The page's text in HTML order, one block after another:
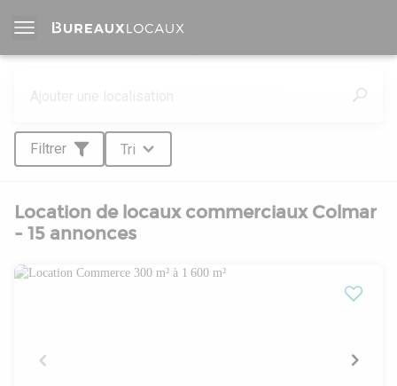
Filtrer Tri
Location de locaux commerciaux Colmar
- 15 annonces